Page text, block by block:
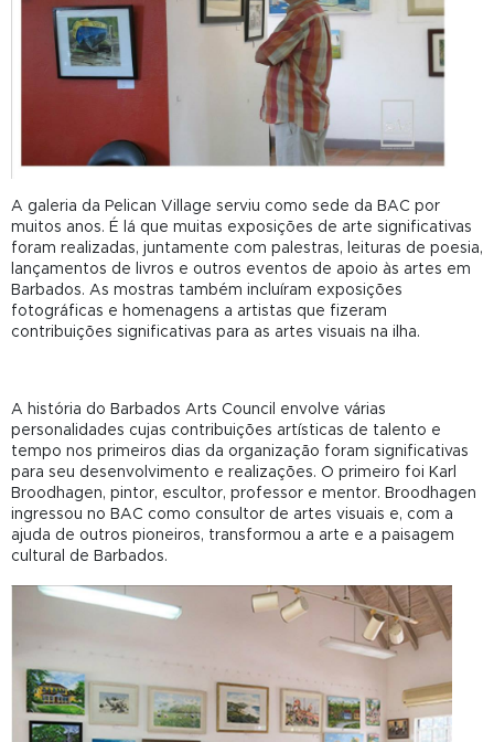
A galeria da Pelican Village serviu como sede da BAC por
muitos anos. É lá que muitas exposições de arte significativas
foram realizadas, juntamente com palestras, leituras de poesia,
lançamentos de livros e outros eventos de apoio às artes em
Barbados. As mostras também incluíram exposições
fotográficas e homenagens a artistas que fizeram
contribuições significativas para as artes visuais na ilha.
A história do Barbados Arts Council envolve várias
personalidades cujas contribuições artísticas de talento e
tempo nos primeiros dias da organização foram significativas
para seu desenvolvimento e realizações. O primeiro foi Karl
Broodhagen, pintor, escultor, professor e mentor. Broodhagen
ingressou no BAC como consultor de artes visuais e, com a
ajuda de outros pioneiros, transformou a arte e a paisagem
cultural de Barbados.